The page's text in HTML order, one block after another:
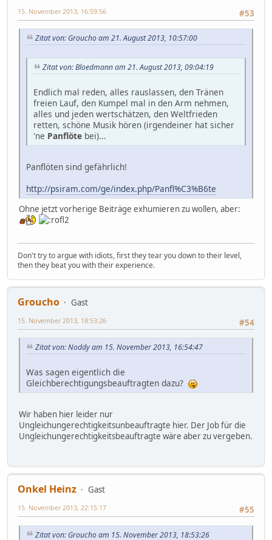
#53
15. November 2013, 16:59:56
Zitat von: Groucho am 21. August 2013, 10:57:00
Zitat von: Bloedmann am 21. August 2013, 09:04:19
Endlich mal reden, alles rauslassen, den Tränen
freien Lauf, den Kumpel mal in den Arm nehmen,
alles und jeden wertschätzen, den Weltfrieden
retten, schöne Musik hören (irgendeiner hat sicher
'ne Panflöte bei)...
Panflöten sind gefährlich!
http://psiram.com/ge/index.php/Panfl%C3%B6te
Ohne jetzt vorherige Beiträge exhumieren zu wollen, aber:
Don't try to argue with idiots, first they tear you down to their level,
then they beat you with their experience.
Groucho
Gast
#54
15. November 2013, 18:53:26
Zitat von: Noddy am 15. November 2013, 16:54:47
Was sagen eigentlich die
Gleichberechtigungsbeauftragten dazu?
Wir haben hier leider nur
Ungleichungerechtigkeitsunbeauftragte hier. Der Job für die
Ungleichungerechtigkeitsbeauftragte wäre aber zu vergeben.
Onkel Heinz
Gast
#55
15. November 2013, 22:15:17
Zitat von: Groucho am 15. November 2013, 18:53:26